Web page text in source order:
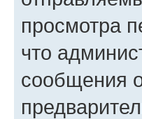
просмотра
что
сообщения